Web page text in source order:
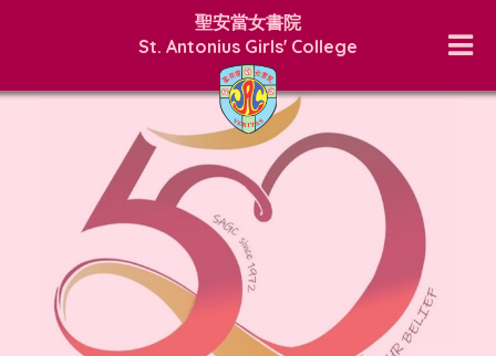
聖安當女書院
St. Antonius Girls' College